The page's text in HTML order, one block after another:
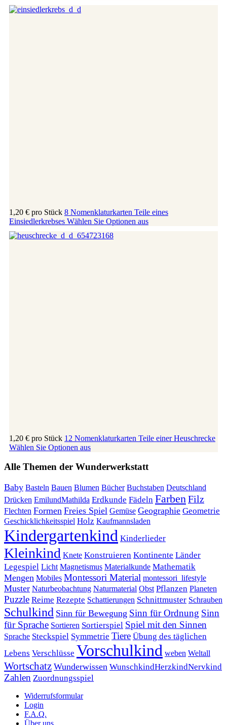
1,20 € pro Stück 8 Nomenklaturkarten Teile eines
Einsiedlerkrebses Wählen Sie Optionen aus
1,20 € pro Stück 12 Nomenklaturkarten Teile einer Heuschrecke
Wählen Sie Optionen aus
Alle Themen der Wunderwerkstatt
Baby Basteln Bauen Blumen Bücher Buchstaben Deutschland
Drücken EmilundMathilda Erdkunde Fädeln FarbenFilz
Flechten Formen Freies Spiel Gemüse Geographie Geometrie
Geschicklichkeitsspiel Holz Kaufmannsladen
Kindergartenkind Kinderlieder
Kleinkind Knete Konstruieren Kontinente Länder
Legespiel Licht Magnetismus Materialkunde Mathematik
Mengen Mobiles Montessori Material montessori_lifestyle
Muster Naturbeobachtung Naturmaterial Obst Pflanzen Planeten
Puzzle Reime Rezepte Schattierungen Schnittmuster Schrauben
Schulkind Sinn für Bewegung Sinn für Ordnung Sinn
für Sprache Sortieren Sortierspiel Spiel mit den Sinnen
Sprache Steckspiel Symmetrie Tiere Übung des täglichen
Lebens Verschlüsse Vorschulkind weben Weltall
Wortschatz Wunderwissen WunschkindHerzkindNervkind
Zahlen Zuordnungsspiel
Widerrufsformular
Login
F.A.Q.